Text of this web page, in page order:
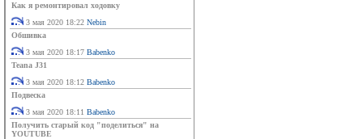
Как я ремонтировал ходовку
3 мая 2020 18:22 Nebin
Обшивка
3 мая 2020 18:17 Babenko
Teana J31
3 мая 2020 18:12 Babenko
Подвеска
3 мая 2020 18:11 Babenko
Получить старый код "поделиться" на
YOUTUBE